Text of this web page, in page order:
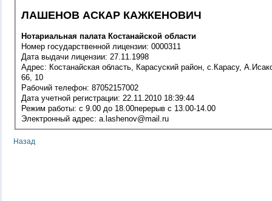
ЛАШЕНОВ АСКАР КАЖКЕНОВИЧ
Нотариальная палата Костанайской области
Номер государственной лицензии: 0000311
Дата выдачи лицензии: 27.11.1998
Адрес: Костанайская область, Карасуский район, с.Карасу, А.Исакова ,
66, 10
Рабочий телефон: 87052157002
Дата учетной регистрации: 22.11.2010 18:39:44
Режим работы: c 9.00 до 18.00перерыв с 13.00-14.00
Электронный адрес: a.lashenov@mail.ru
Назад